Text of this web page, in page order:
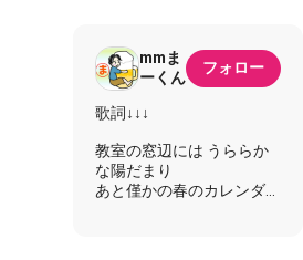
mmま
ーくん
フォロー
歌詞↓↓↓
教室の窓辺には うららか
な陽だまり
あと僅かの春のカレンダー